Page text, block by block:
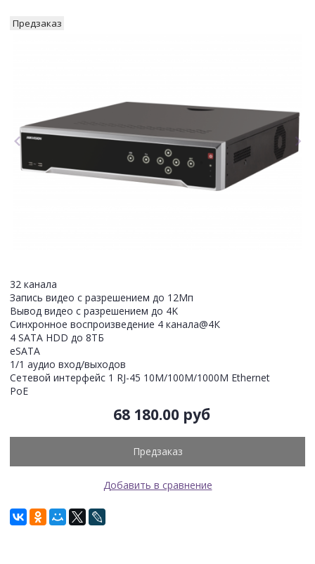
Предзаказ
32 канала
Запись видео с разрешением до 12Мп
Вывод видео с разрешением до 4K
Синхронное воспроизведение 4 канала@4К
4 SATA HDD до 8ТБ
eSATA
1/1 аудио вход/выходов
Сетевой интерфейс 1 RJ-45 10M/100M/1000M Ethernet
PoE
68 180.00 руб
Предзаказ
Добавить в сравнение